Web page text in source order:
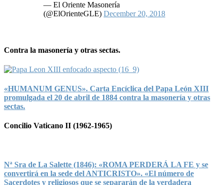
— El Oriente Masonería
(@ElOrienteGLE) December 20, 2018
Contra la masonería y otras sectas.
«HUMANUM GENUS». Carta Encíclica del Papa León XIII
promulgada el 20 de abril de 1884 contra la masonería y otras
sectas.
Concilio Vaticano II (1962-1965)
Nª Sra de La Salette (1846): «ROMA PERDERÁ LA FE y se
convertirá en la sede del ANTICRISTO». «El número de
Sacerdotes y religiosos que se separarán de la verdadera